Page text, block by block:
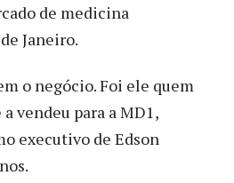
de medicina
Janeiro.
o negócio. Foi ele quem
vendeu para a MD1,
executivo de Edson